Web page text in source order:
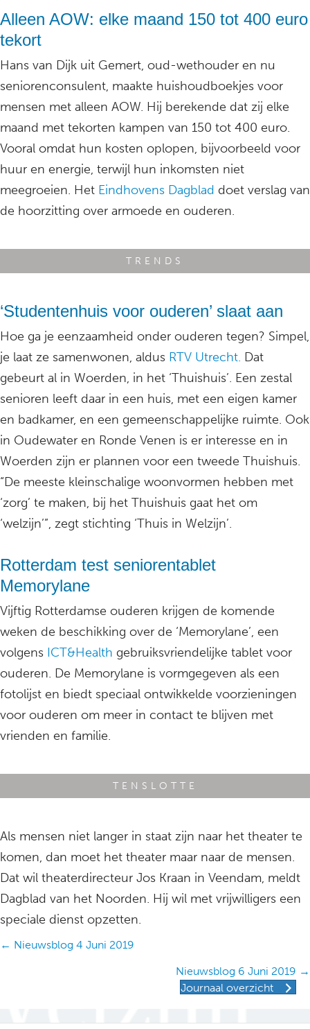
Alleen AOW: elke maand 150 tot 400 euro
tekort
Hans van Dijk uit Gemert, oud-wethouder en nu
seniorenconsulent, maakte huishoudboekjes voor
mensen met alleen AOW. Hij berekende dat zij elke
maand met tekorten kampen van 150 tot 400 euro.
Vooral omdat hun kosten oplopen, bijvoorbeeld voor
huur en energie, terwijl hun inkomsten niet
meegroeien. Het Eindhovens Dagblad doet verslag van
de hoorzitting over armoede en ouderen.
TRENDS
‘Studentenhuis voor ouderen’ slaat aan
Hoe ga je eenzaamheid onder ouderen tegen? Simpel,
je laat ze samenwonen, aldus RTV Utrecht. Dat
gebeurt al in Woerden, in het ‘Thuishuis’. Een zestal
senioren leeft daar in een huis, met een eigen kamer
en badkamer, en een gemeenschappelijke ruimte. Ook
in Oudewater en Ronde Venen is er interesse en in
Woerden zijn er plannen voor een tweede Thuishuis.
“De meeste kleinschalige woonvormen hebben met
‘zorg’ te maken, bij het Thuishuis gaat het om
‘welzijn’”, zegt stichting ‘Thuis in Welzijn’.
Rotterdam test seniorentablet
Memorylane
Vijftig Rotterdamse ouderen krijgen de komende
weken de beschikking over de ‘Memorylane’, een
volgens ICT&Health gebruiksvriendelijke tablet voor
ouderen. De Memorylane is vormgegeven als een
fotolijst en biedt speciaal ontwikkelde voorzieningen
voor ouderen om meer in contact te blijven met
vrienden en familie.
TENSLOTTE
Als mensen niet langer in staat zijn naar het theater te
komen, dan moet het theater maar naar de mensen.
Dat wil theaterdirecteur Jos Kraan in Veendam, meldt
Dagblad van het Noorden. Hij wil met vrijwilligers een
speciale dienst opzetten.
Posts
← Nieuwsblog 4 Juni 2019
Nieuwsblog 6 Juni 2019 →
Journaal overzicht